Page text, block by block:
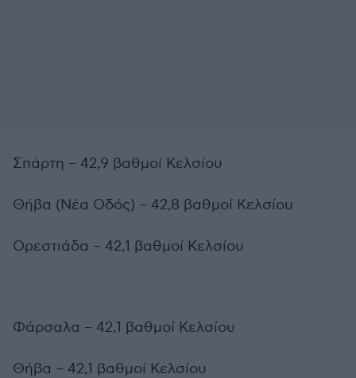
Σπάρτη – 42,9 βαθμοί Κελσίου
Θήβα (Νέα Οδός) – 42,8 βαθμοί Κελσίου
Ορεστιάδα – 42,1 βαθμοί Κελσίου
Φάρσαλα – 42,1 βαθμοί Κελσίου
Θήβα – 42,1 βαθμοί Κελσίου